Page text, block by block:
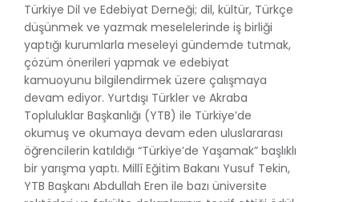
Türkiye Dil ve Edebiyat Derneği; dil, kültür, Türkçe
düşünmek ve yazmak meselelerinde iş birliği
yaptığı kurumlarla meseleyi gündemde tutmak,
çözüm önerileri yapmak ve edebiyat
kamuoyunu bilgilendirmek üzere çalışmaya
devam ediyor. Yurtdışı Türkler ve Akraba
Topluluklar Başkanlığı (YTB) ile Türkiye’de
okumuş ve okumaya devam eden uluslararası
öğrencilerin katıldığı “Türkiye’de Yaşamak” başlıklı
bir yarışma yaptı. Millî Eğitim Bakanı Yusuf Tekin,
YTB Başkanı Abdullah Eren ile bazı üniversite